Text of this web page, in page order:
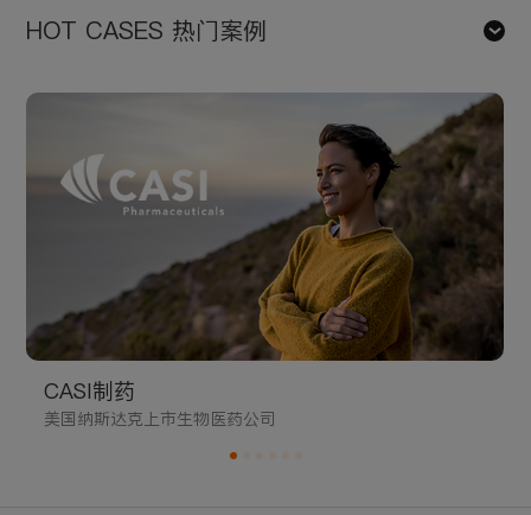
HOT CASES 热门案例
CASI制药
美国纳斯达克上市生物医药公司